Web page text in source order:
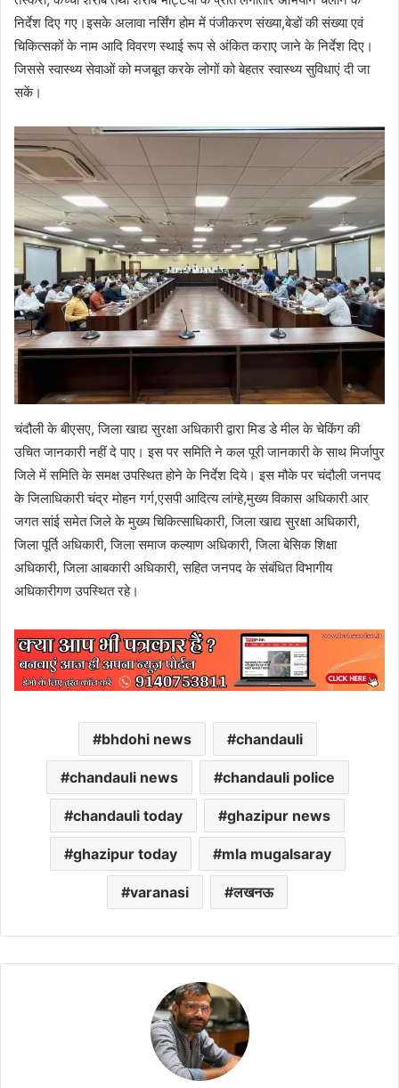
निर्देश दिए गए।इसके अलावा नर्सिंग होम में पंजीकरण संख्या,बेडों की संख्या एवं
चिकित्सकों के नाम आदि विवरण स्थाई रूप से अंकित कराए जाने के निर्देश दिए।
जिससे स्वास्थ्य सेवाओं को मजबूत करके लोगों को बेहतर स्वास्थ्य सुविधाएं दी जा
सकें।
चंदौली के बीएसए, जिला खाद्य सुरक्षा अधिकारी द्वारा मिड डे मील के चेकिंग की
उचित जानकारी नहीं दे पाए। इस पर समिति ने कल पूरी जानकारी के साथ मिर्जापुर
जिले में समिति के समक्ष उपस्थित होने के निर्देश दिये। इस मौके पर चंदौली जनपद
के जिलाधिकारी चंद्र मोहन गर्ग,एसपी आदित्य लांग्हे,मुख्य विकास अधिकारी आर
जगत सांई समेत जिले के मुख्य चिकित्साधिकारी, जिला खाद्य सुरक्षा अधिकारी,
जिला पूर्ति अधिकारी, जिला समाज कल्याण अधिकारी, जिला बेसिक शिक्षा
अधिकारी, जिला आबकारी अधिकारी, सहित जनपद के संबंधित विभागीय
अधिकारीगण उपस्थित रहे।
bhdohi news chandauli
chandauli news chandauli police
chandauli today ghazipur news
ghazipur today mla mugalsaray
varanasi लखनऊ